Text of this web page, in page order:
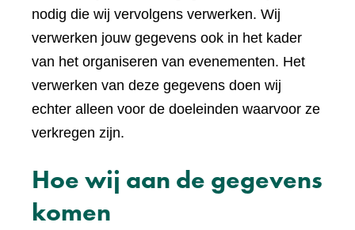
nodig die wij vervolgens verwerken. Wij
verwerken jouw gegevens ook in het kader
van het organiseren van evenementen. Het
verwerken van deze gegevens doen wij
echter alleen voor de doeleinden waarvoor ze
verkregen zijn.
Hoe wij aan de gegevens
komen